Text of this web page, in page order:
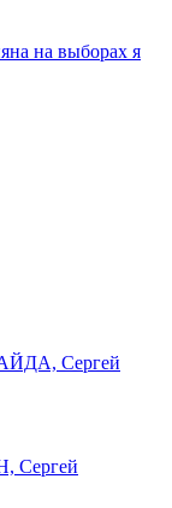
на выборах я
Сергей
Сергей